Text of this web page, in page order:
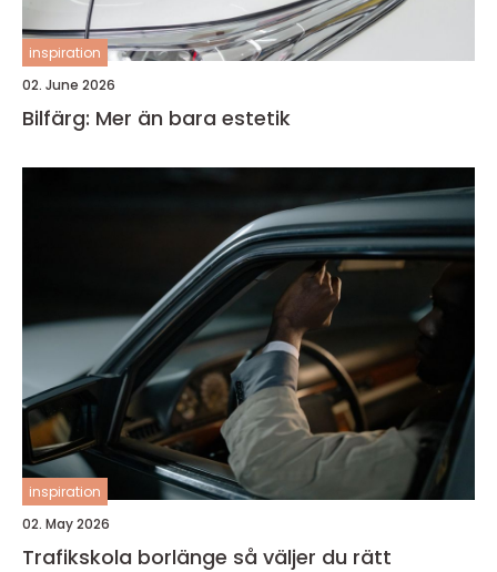
inspiration
02. June 2026
Bilfärg: Mer än bara estetik
inspiration
02. May 2026
Trafikskola borlänge så väljer du rätt